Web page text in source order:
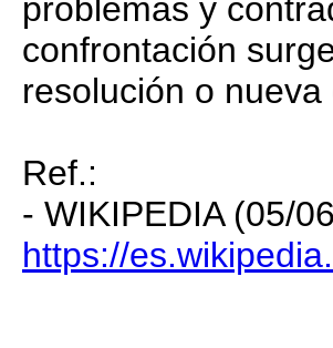
problemas y
confrontación
resolución o
Ref.:
- WIKIPEDIA (05/
https://